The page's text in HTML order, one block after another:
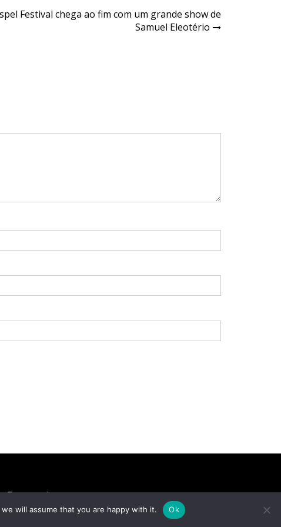
Festival chega ao fim com um grande show de
Samuel Eleotério
Entretenimento
Famosos
Cultura
Música
will assume that you are happy with it. Ok